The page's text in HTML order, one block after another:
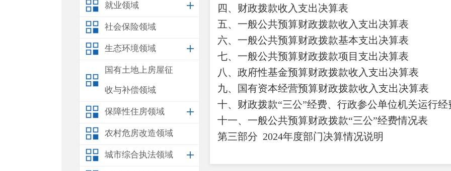
就业领域
社会保险领域
生态环境领域
国有土地上房屋征
收与补偿领域
保障性住房领域
农村危房改造领域
城市综合执法领域
四、财政拨款收入支出决算表
五、一般公共预算财政拨款收入支出决算表
六、一般公共预算财政拨款基本支出决算表
七、 一般公共预算财政拨款项目支出决算表
八 、政府性基金预算财政拨款收入支出决算表
九、国有资本经营预算财政拨款收入支出决算表
十、 财政拨款“三公”经费、行政参公单位机关运行
十一、一般公共预算财政拨款“三公”经费情况表
第三部分 2024年度部门决算情况说明